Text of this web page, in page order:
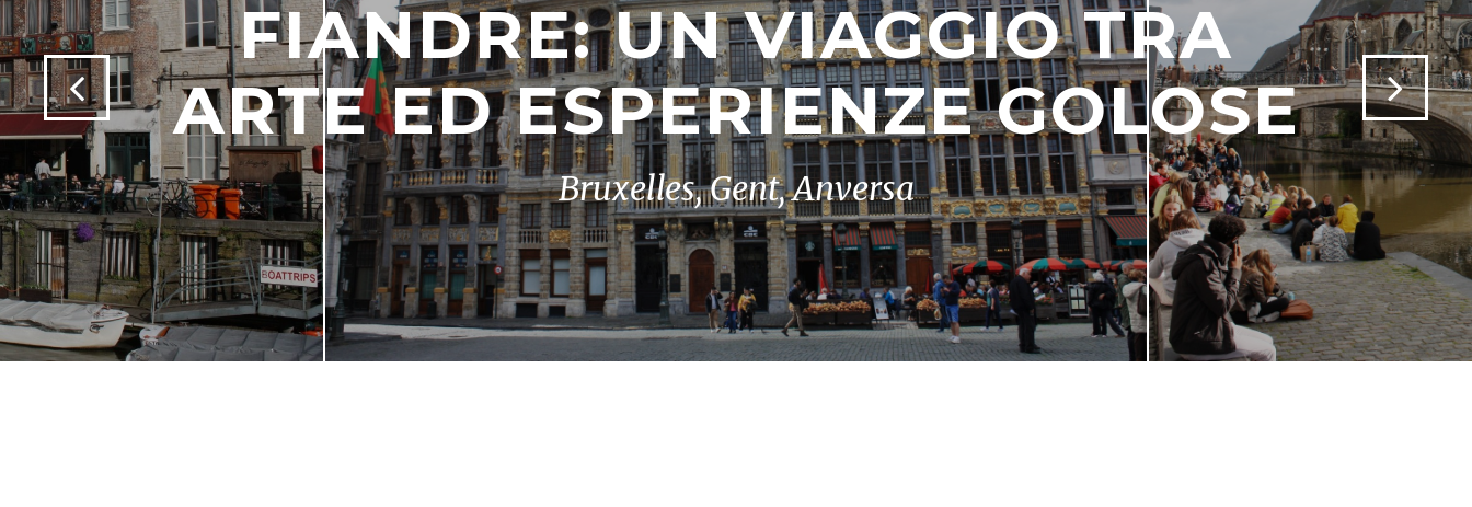
FIANDRE: UN VIAGGIO TRA
ARTE ED ESPERIENZE GOLOSE
Bruxelles, Gent, Anversa